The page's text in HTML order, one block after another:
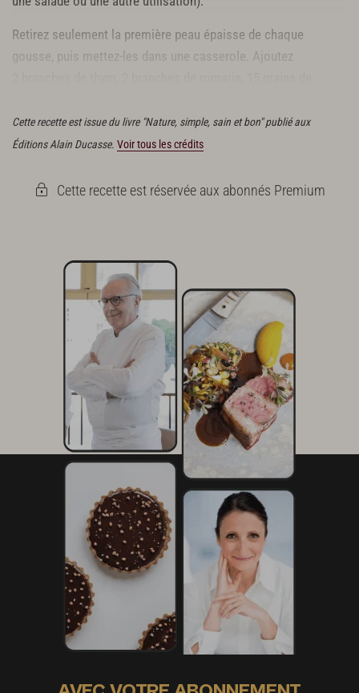
Retirez seulement la première peau épaisse de chaque
gousse, puis mettez-les dans une casserole. Ajoutez
Cette recette est issue du livre "Nature, simple, sain et bon" publié aux
Éditions Alain Ducasse. Voir tous les crédits
Cette recette est réservée aux abonnés Premium